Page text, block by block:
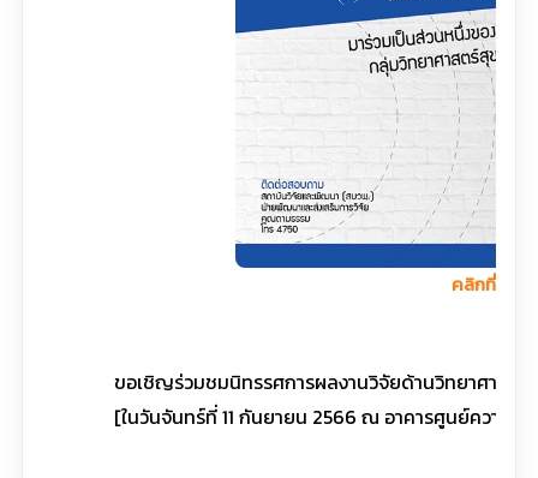
คลิกที่นี่เพื่
ขอเชิญร่วมชมนิทรรศการผลงานวิจัยด้านวิทยาศาสต
[ในวันจันทร์ที่ 11 กันยายน 2566 ณ อาคารศูนย์ความเ